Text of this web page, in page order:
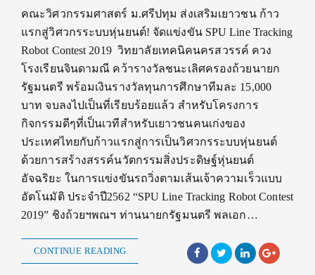
คณะวิศวกรรมศาสตร์ ม.ศรีปทุม ส่งเสริมเยาวชน ก้าว
แรกสู่วิศวกรระบบหุ่นยนต์! จัดแข่งขัน SPU Line Tracking
Robot Contest 2019 วิทยาลัยเทคนิคนครสวรรค์ ควง
โรงเรียนจินดามณี คว้ารางวัลชนะเลิศครองถ้วยนายก
รัฐมนตรี พร้อมเงินรางวัลทุนการศึกษาทีมละ 15,000
บาท จบลงไปเป็นที่เรียบร้อยแล้ว สำหรับโครงการ
กิจกรรมดีๆที่เป็นเวทีสำหรับเยาวชนคนเก่งของ
ประเทศไทยกับก้าวแรกสู่การเป็นวิศวกรระบบหุ่นยนต์
ด้วยการสร้างสรรค์นวัตกรรมสิ่งประดิษฐ์หุ่นยนต์
อัจฉริยะ ในการแข่งขันรถวิ่งตามเส้นเจ้าความเร็วแบบ
อัตโนมัติ ประจำปี2562 “SPU Line Tracking Robot Contest
2019” ชิงถ้วยฯพณฯ ท่านนายกรัฐมนตรี พลเอก…
CONTINUE READING